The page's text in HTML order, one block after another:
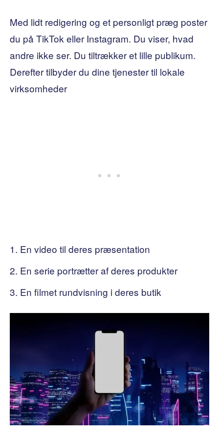
Med lidt redigering og et personligt præg poster
du på TikTok eller Instagram. Du viser, hvad
andre ikke ser. Du tiltrækker et lille publikum.
Derefter tilbyder du dine tjenester til lokale
virksomheder
En video til deres præsentation
En serie portrætter af deres produkter
En filmet rundvisning i deres butik